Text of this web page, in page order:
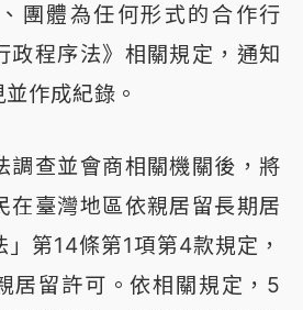
團體為任何形式的合作行
政程序法》相關規定，通知
作成紀錄。
調查並會商相關機關後，將
在臺灣地區依親居留長期居
第14條第1項第4款規定，
居留許可。依相關規定，5